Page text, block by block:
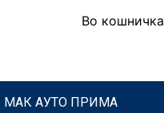
Во кошничка
МАК АУТО ПРИМА